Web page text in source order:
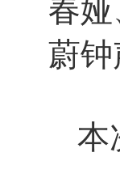
春
蔚
本